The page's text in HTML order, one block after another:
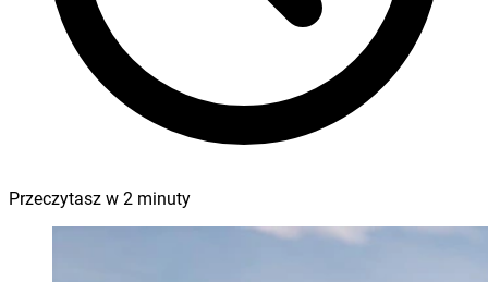
Przeczytasz w 2 minuty